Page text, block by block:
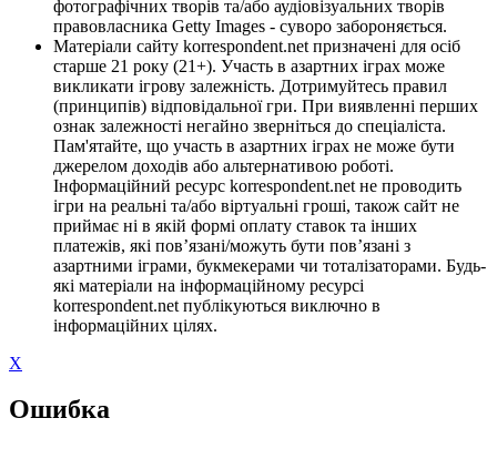
фотографічних творів та/або аудіовізуальних творів
правовласника Getty Images - суворо забороняється.
Матеріали сайту korrespondent.net призначені для осіб
старше 21 року (21+). Участь в азартних іграх може
викликати ігрову залежність. Дотримуйтесь правил
(принципів) відповідальної гри. При виявленні перших
ознак залежності негайно зверніться до спеціаліста.
Пам'ятайте, що участь в азартних іграх не може бути
джерелом доходів або альтернативою роботі.
Інформаційний ресурс korrespondent.net не проводить
ігри на реальні та/або віртуальні гроші, також сайт не
приймає ні в якій формі оплату ставок та інших
платежів, які пов’язані/можуть бути пов’язані з
азартними іграми, букмекерами чи тоталізаторами. Будь-
які матеріали на інформаційному ресурсі
korrespondent.net публікуються виключно в
інформаційних цілях.
X
Ошибка